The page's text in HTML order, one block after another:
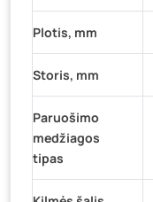
Plotis, mm
Storis, mm
Paruošimo
medžiagos
tipas